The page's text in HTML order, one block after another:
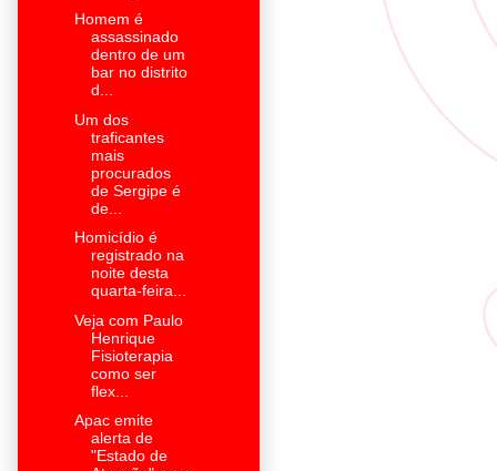
Homem é
assassinado
dentro de um
bar no distrito
d...
Um dos
traficantes
mais
procurados
de Sergipe é
de...
Homicídio é
registrado na
noite desta
quarta-feira...
Veja com Paulo
Henrique
Fisioterapia
como ser
flex...
Apac emite
alerta de
"Estado de